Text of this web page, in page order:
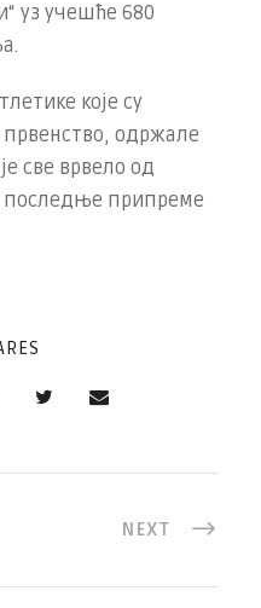
уз учешће 680
које су
одржале
све врвело од
последње припреме
NEXT